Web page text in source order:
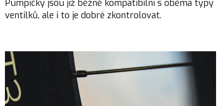
Pumpičky jsou již běžně kompatibilní s oběma typy
ventilků, ale i to je dobré zkontrolovat.